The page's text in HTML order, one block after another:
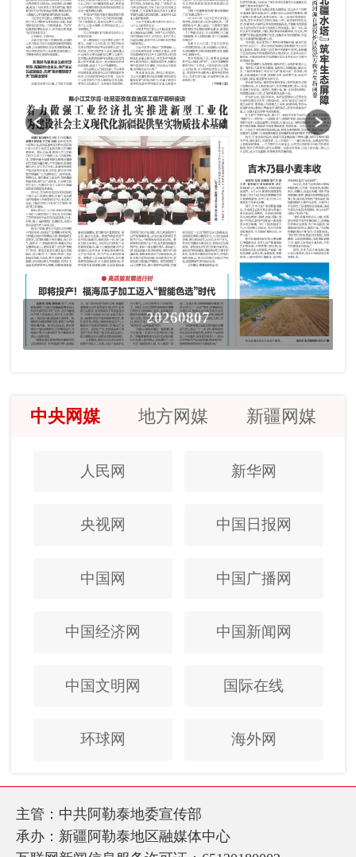
20260807
中央网媒 地方网媒 新疆网媒
人民网 新华网
央视网 中国日报网
中国网 中国广播网
中国经济网 中国新闻网
中国文明网 国际在线
环球网 海外网
主管：中共阿勒泰地委宣传部
承办：新疆阿勒泰地区融媒体中心